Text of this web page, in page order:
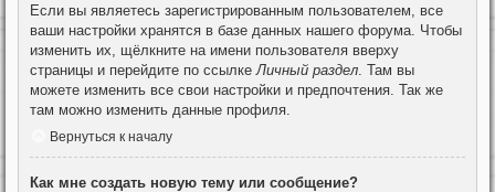
Если вы являетесь зарегистрированным пользователем, все
ваши настройки хранятся в базе данных нашего форума. Чтобы
изменить их, щёлкните на имени пользователя вверху
страницы и перейдите по ссылке Личный раздел . Там вы
можете изменить все свои настройки и предпочтения. Так же
там можно изменить данные профиля.
Вернуться к началу
Как мне создать новую тему или сообщение?